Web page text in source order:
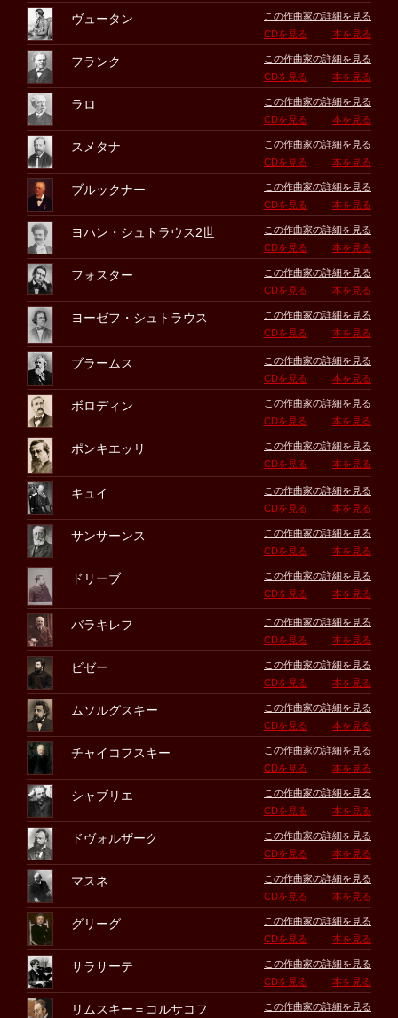
ヴュータン
この作曲家の詳細を見る
CDを見る
本を見る
フランク
この作曲家の詳細を見る
CDを見る
本を見る
ラロ
この作曲家の詳細を見る
CDを見る
本を見る
スメタナ
この作曲家の詳細を見る
CDを見る
本を見る
ブルックナー
この作曲家の詳細を見る
CDを見る
本を見る
ヨハン・シュトラウス2世
この作曲家の詳細を見る
CDを見る
本を見る
フォスター
この作曲家の詳細を見る
CDを見る
本を見る
ヨーゼフ・シュトラウス
この作曲家の詳細を見る
CDを見る
本を見る
ブラームス
この作曲家の詳細を見る
CDを見る
本を見る
ボロディン
この作曲家の詳細を見る
CDを見る
本を見る
ポンキエッリ
この作曲家の詳細を見る
CDを見る
本を見る
キュイ
この作曲家の詳細を見る
CDを見る
本を見る
サンサーンス
この作曲家の詳細を見る
CDを見る
本を見る
ドリーブ
この作曲家の詳細を見る
CDを見る
本を見る
バラキレフ
この作曲家の詳細を見る
CDを見る
本を見る
ビゼー
この作曲家の詳細を見る
CDを見る
本を見る
ムソルグスキー
この作曲家の詳細を見る
CDを見る
本を見る
チャイコフスキー
この作曲家の詳細を見る
CDを見る
本を見る
シャブリエ
この作曲家の詳細を見る
CDを見る
本を見る
ドヴォルザーク
この作曲家の詳細を見る
CDを見る
本を見る
マスネ
この作曲家の詳細を見る
CDを見る
本を見る
グリーグ
この作曲家の詳細を見る
CDを見る
本を見る
サラサーテ
この作曲家の詳細を見る
CDを見る
本を見る
リムスキー＝コルサコフ
この作曲家の詳細を見る